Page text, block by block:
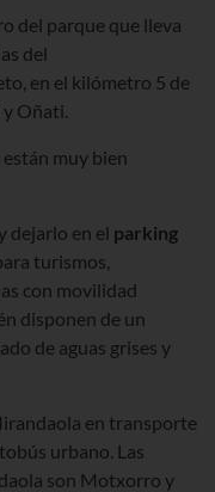
del parque que lleva
del
en el kilómetro 5 de
Oñati.
están muy bien
dejarlo en el parking
turismos,
con movilidad
disponen de un
de aguas grises y
en transporte
urbano. Las
son Motxorro y